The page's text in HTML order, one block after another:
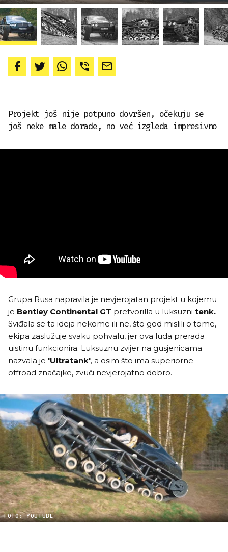
Projekt još nije potpuno dovršen, očekuju se
još neke male dorade, no već izgleda impresivno
Grupa Rusa napravila je nevjerojatan projekt u kojemu
je Bentley Continental GT pretvorilla u luksuzni tenk.
Sviđala se ta ideja nekome ili ne, što god mislili o tome,
ekipa zaslužuje svaku pohvalu, jer ova luda prerada
uistinu funkcionira. Luksuznu zvijer na gusjenicama
nazvala je 'Ultratank', a osim što ima superiorne
offroad značajke, zvuči nevjerojatno dobro.
FOTO: YOUTUBE